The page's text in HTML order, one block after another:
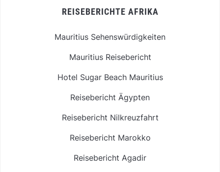
REISEBERICHTE AFRIKA
Mauritius Sehenswürdigkeiten
Mauritius Reisebericht
Hotel Sugar Beach Mauritius
Reisebericht Ägypten
Reisebericht Nilkreuzfahrt
Reisebericht Marokko
Reisebericht Agadir